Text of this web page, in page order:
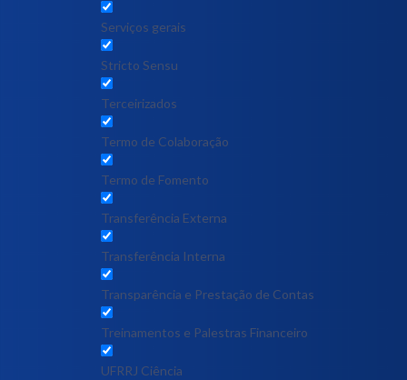
Serviços gerais
Stricto Sensu
Terceirizados
Termo de Colaboração
Termo de Fomento
Transferência Externa
Transferência Interna
Transparência e Prestação de Contas
Treinamentos e Palestras Financeiro
UFRRJ Ciência